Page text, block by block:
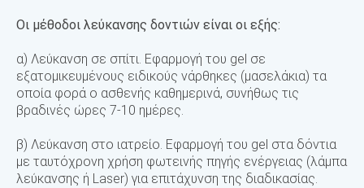
Οι μέθοδοι λεύκανσης δοντιών είναι οι εξής:
α) Λεύκανση σε σπίτι. Εφαρμογή του gel σε
εξατομικευμένους ειδικούς νάρθηκες (μασελάκια) τα
οποία φορά ο ασθενής καθημερινά, συνήθως τις
βραδινές ώρες 7-10 ημέρες.
β) Λεύκανση στο ιατρείο. Εφαρμογή του gel στα δόντια
με ταυτόχρονη χρήση φωτεινής πηγής ενέργειας (λάμπα
λεύκανσης ή Laser) για επιτάχυνση της διαδικασίας.